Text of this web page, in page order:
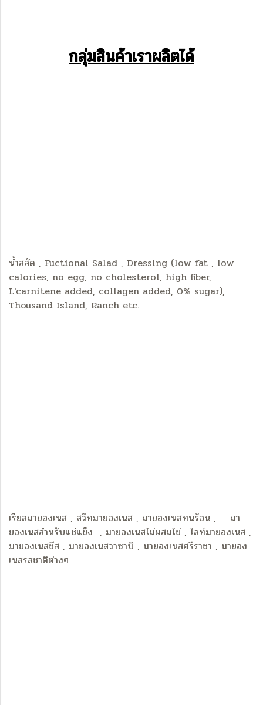
กลุ่มสินค้าเราผลิตได้
น้ำสลัด , Fuctional Salad , Dressing (low fat , low
calories, no egg, no cholesterol, high fiber,
L'carnitene added, collagen added, 0% sugar),
Thousand Island, Ranch etc.
เรียลมายองเนส , สวีทมายองเนส , มายองเนสทนร้อน , มา
ยองเนสสำหรับแช่แข็ง , มายองเนสไม่ผสมไข่ , ไลท์มายองเนส ,
มายองเนสชีส , มายองเนสวาซาบิ , มายองเนสศรีราชา , มายอง
เนสรสชาติต่างๆ